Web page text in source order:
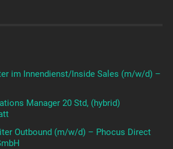
im Innendienst/Inside Sales (m/w/d) –
Manager 20 Std, (hybrid)
Outbound (m/w/d) – Phocus Direct